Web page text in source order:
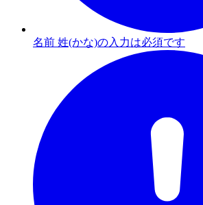
名前 姓(かな)の入力は必須です